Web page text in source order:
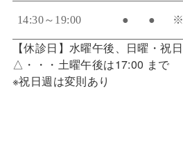
14:30～19:00 ● ● ※
【休診日】水曜午後、日曜・祝日
△・・・土曜午後は17:00 まで
※祝日週は変則あり